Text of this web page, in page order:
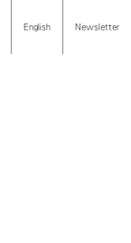
English Newsletter